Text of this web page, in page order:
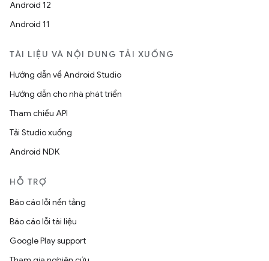
Android 12
Android 11
TÀI LIỆU VÀ NỘI DUNG TẢI XUỐNG
Hướng dẫn về Android Studio
Hướng dẫn cho nhà phát triển
Tham chiếu API
Tải Studio xuống
Android NDK
HỖ TRỢ
Báo cáo lỗi nền tảng
Báo cáo lỗi tài liệu
Google Play support